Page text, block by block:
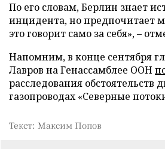
По его словам, Берлин знает
инцидента, но предпочитает
это говорит само за себя», –
Напомним, в конце сентября
Лавров на Генассамблее ООН
расследования обстоятельств
газопроводах «Северные
Текст: Максим Попов